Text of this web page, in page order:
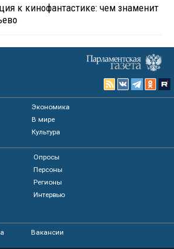
к кинофантастике: чем знаменит
Экономика
В мире
Культура
Опросы
Персоны
Регионы
Интервью
Вакансии